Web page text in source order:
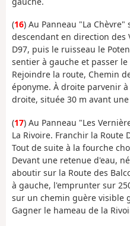
(16) Au Panneau "La Chèvre"
descendant en direction des
D97, puis le ruisseau le
sentier à gauche et passer
Rejoindre la route, Chemin
éponyme. À droite parvenir
droite, située 30 m avant
(17) Au Panneau "Les
La Rivoire. Franchir la Route
Tout de suite à la fourche
Devant une retenue d'eau,
aboutir sur la Route des
à gauche, l'emprunter sur
sur un chemin guère visible
Gagner le hameau de la